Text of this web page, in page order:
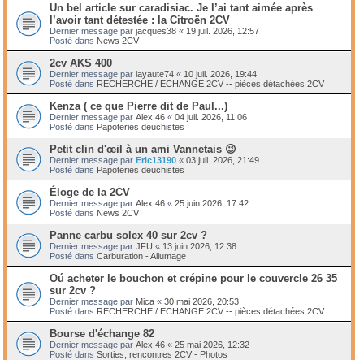
Un bel article sur caradisiac. Je l’ai tant aimée après
l’avoir tant détestée : la Citroën 2CV
Dernier message par jacques38 « 19 juil. 2026, 12:57
Posté dans News 2CV
2cv AKS 400
Dernier message par layaute74 « 10 juil. 2026, 19:44
Posté dans RECHERCHE / ECHANGE 2CV -- pièces détachées 2CV
Kenza ( ce que Pierre dit de Paul...)
Dernier message par Alex 46 « 04 juil. 2026, 11:06
Posté dans Papoteries deuchistes
Petit clin d'œil à un ami Vannetais 😉
Dernier message par Eric13190 « 03 juil. 2026, 21:49
Posté dans Papoteries deuchistes
Éloge de la 2CV
Dernier message par Alex 46 « 25 juin 2026, 17:42
Posté dans News 2CV
Panne carbu solex 40 sur 2cv ?
Dernier message par JFU « 13 juin 2026, 12:38
Posté dans Carburation - Allumage
Oú acheter le bouchon et crépine pour le couvercle 26 35
sur 2cv ?
Dernier message par Mica « 30 mai 2026, 20:53
Posté dans RECHERCHE / ECHANGE 2CV -- pièces détachées 2CV
Bourse d'échange 82
Dernier message par Alex 46 « 25 mai 2026, 12:32
Posté dans Sorties, rencontres 2CV - Photos